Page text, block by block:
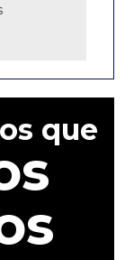
que